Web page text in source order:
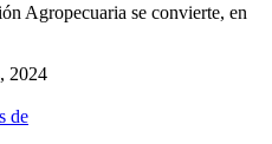
Agropecuaria se convierte, en
2024
de